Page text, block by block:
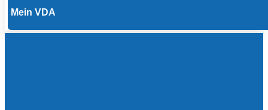
Mein VDA